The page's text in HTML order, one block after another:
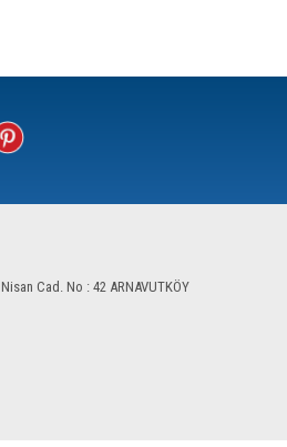
Cad. No : 42 ARNAVUTKÖY